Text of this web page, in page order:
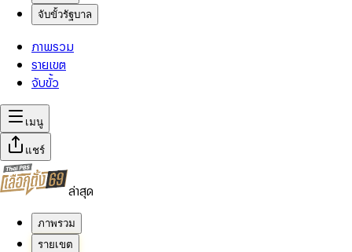
จับขั้วรัฐบาล
ภาพรวม
รายเขต
จับขั้ว
เมนู
แชร์
ล่าสุด
ภาพรวม
รายเขต